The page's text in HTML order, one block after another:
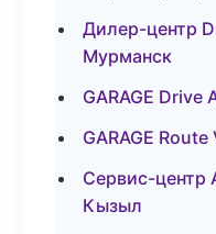
Дилер-центр
Мурманск
GARAGE
GARAGE
Сервис-
Кызыл